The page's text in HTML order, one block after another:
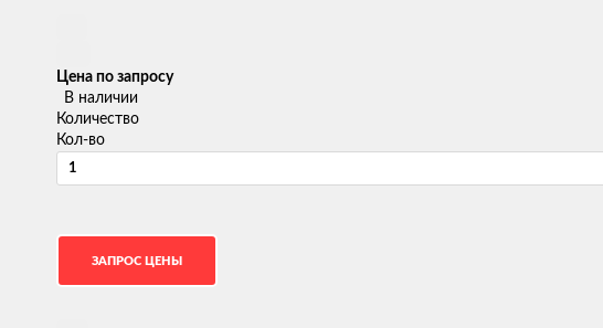
Цена по запросу
В наличии
Количество
Кол-во